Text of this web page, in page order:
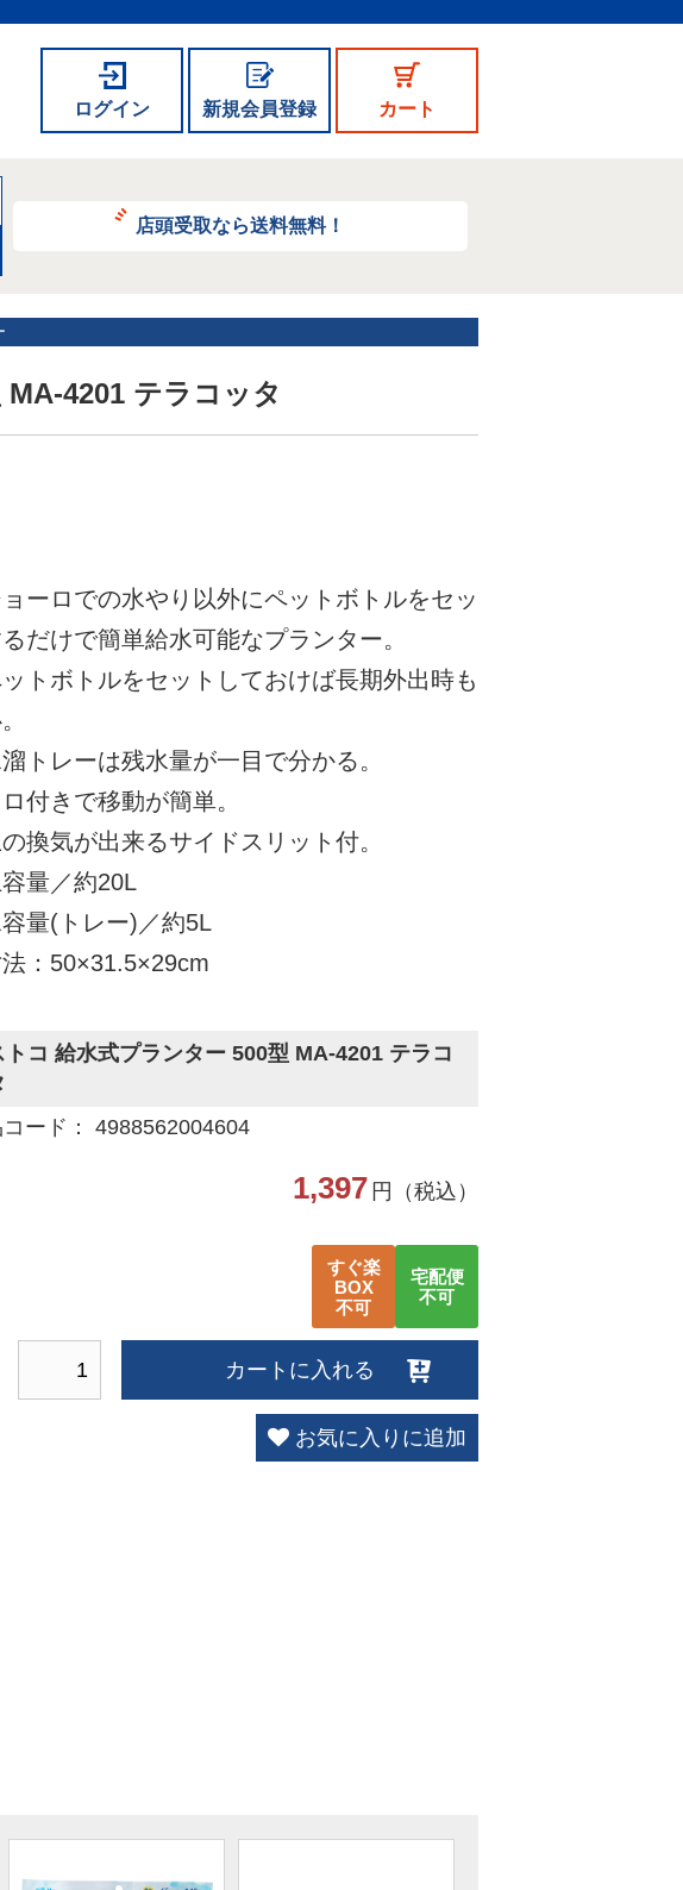
ログイン 新規会員登録 カート
店頭受取なら送料無料！
4201 テラコッタ
ョーロでの水やり以外にペットボトルをセッ
るだけで簡単給水可能なプランター。
ットボトルをセットしておけば長期外出時も
溜トレーは残水量が一目で分かる。
ロ付きで移動が簡単。
の換気が出来るサイドスリット付。
容量／約20L
容量(トレー)／約5L
法：50×31.5×29cm
トコ 給水式プランター 500型 MA-4201 テラコ
ード： 4988562004604
1,397 円（税込）
すぐ楽
BOX
不可
宅配便
不可
カートに入れる
お気に入りに追加